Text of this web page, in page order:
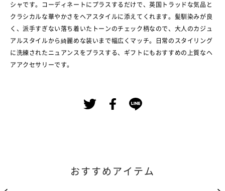
シャです。コーディネートにプラスするだけで、英国トラッドな気品と
クラシカルな華やかさをヘアスタイルに添えてくれます。髪馴染みが良
く、派手すぎない落ち着いたトーンのチェック柄なので、大人のカジュ
アルスタイルから綺麗めな装いまで幅広くマッチ。日常のスタイリング
に洗練されたニュアンスをプラスする、ギフトにもおすすめの上質なヘ
アアクセサリーです。
おすすめアイテム